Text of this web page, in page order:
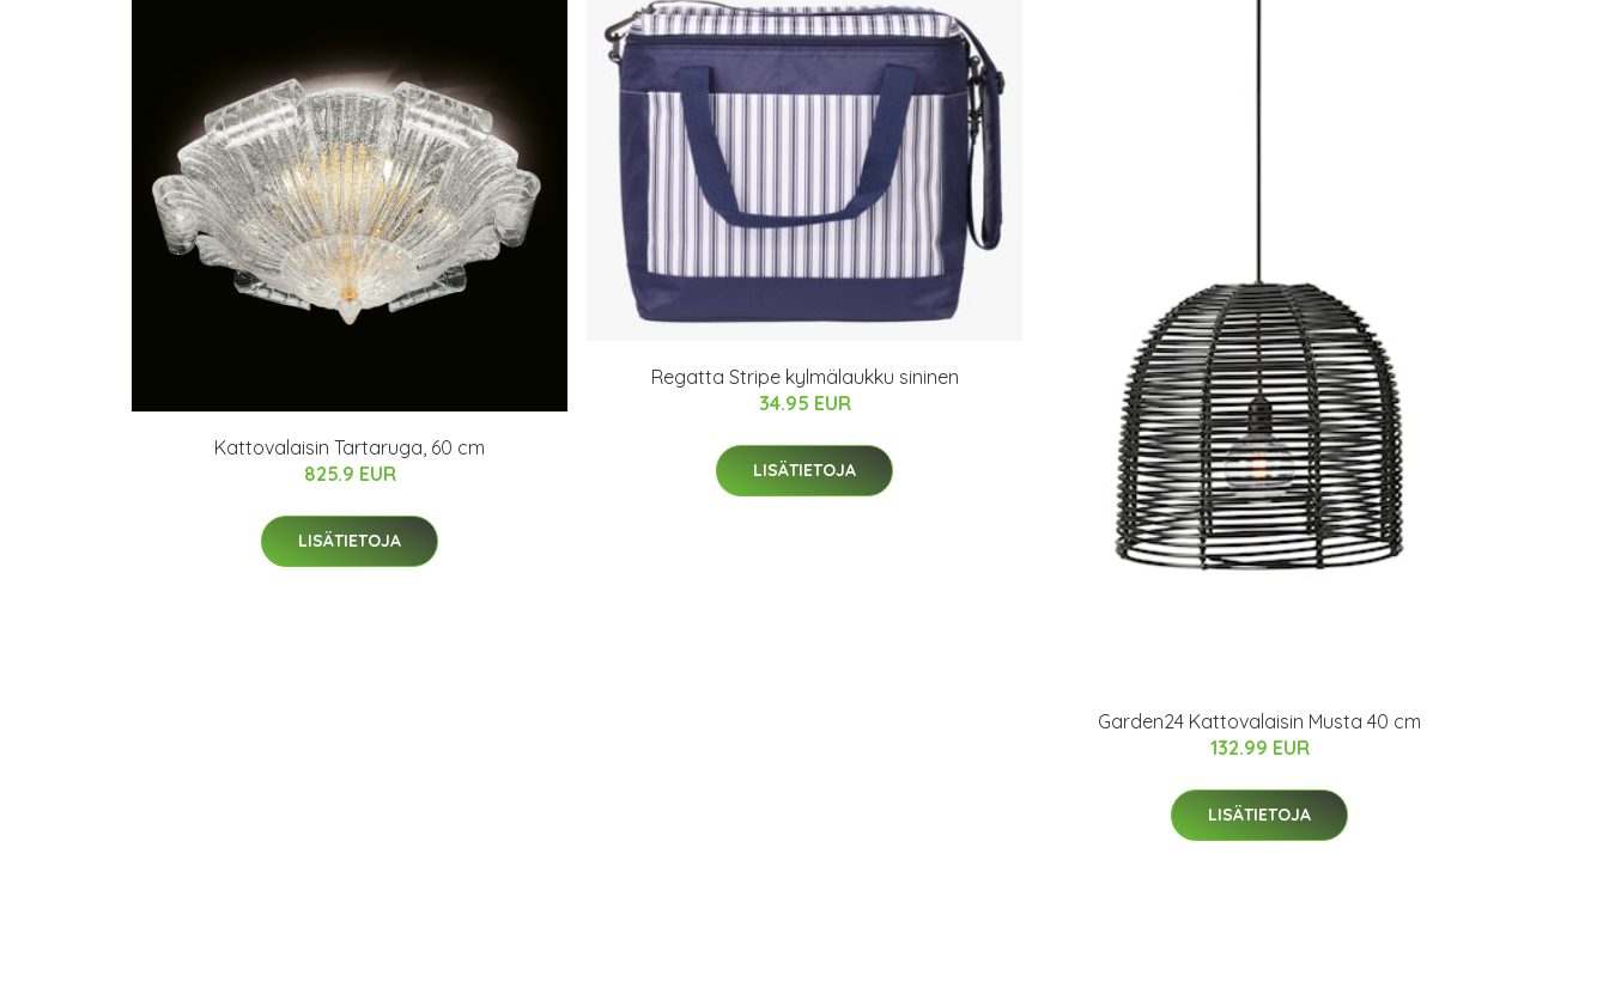
Kattovalaisin Tartaruga, 60 cm
825.9 EUR
LISÄTIETOJA
Regatta Stripe kylmälaukku sininen
34.95 EUR
LISÄTIETOJA
Garden24 Kattovalaisin Musta 40 cm
132.99 EUR
LISÄTIETOJA